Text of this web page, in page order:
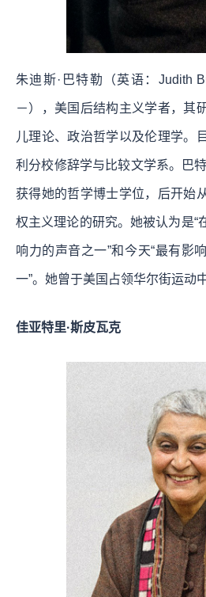
朱迪斯·巴特勒（英语：Judith
－），美国后结构主义学者，其
儿理论、政治哲学以及伦理学。
利分校修辞学与比较文学系。巴
获得她的哲学博士学位，后开始
权主义理论的研究。她被认为是“
响力的声音之一”和今天“最有影
一”。她曾于美国占领华尔街运动
佳亚特里·斯皮瓦克